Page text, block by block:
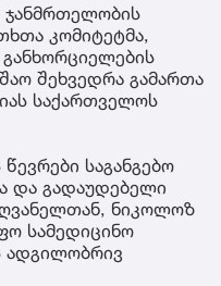
ჯანმრთელობის
კომიტეტმა,
შეხვედრა გამართა
საქართველოს
საგანგებო
და გადაუდებელი
ნიკოლოზ
სამედიცინო
ადგილობრივ